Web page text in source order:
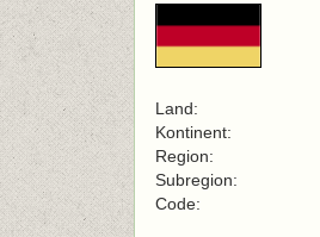
Land:
Kontinent:
Region:
Subregion:
Code: